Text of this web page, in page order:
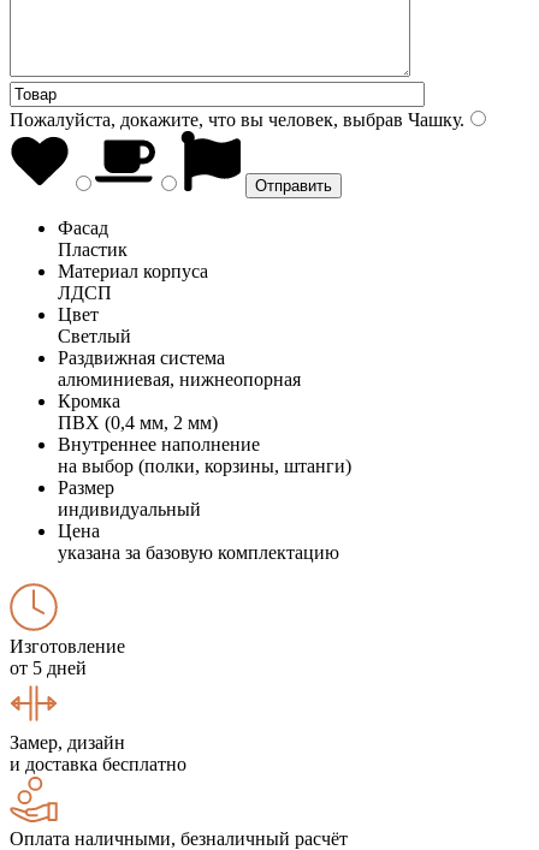
Пожалуйста, докажите, что вы человек, выбрав Чашку.
Фасад
Пластик
Материал корпуса
ЛДСП
Цвет
Светлый
Раздвижная система
алюминиевая, нижнеопорная
Кромка
ПВХ (0,4 мм, 2 мм)
Внутреннее наполнение
на выбор (полки, корзины, штанги)
Размер
индивидуальный
Цена
указана за базовую комплектацию
Изготовление
от 5 дней
Замер, дизайн
и доставка бесплатно
Оплата наличными, безналичный расчёт